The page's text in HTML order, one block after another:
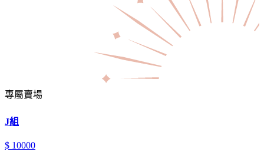
專屬賣場
J組
$ 10000